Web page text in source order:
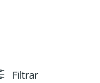
Filtrar